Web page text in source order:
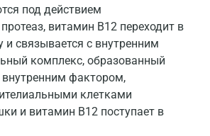
под действием
витамин В12 переходит в
связывается с внутренним
комплекс, образованный
фактором,
клетками
и витамин В12 поступает в